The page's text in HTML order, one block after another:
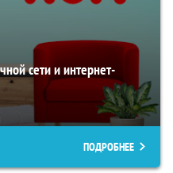
сети и интернет-
ПОДРОБНЕЕ